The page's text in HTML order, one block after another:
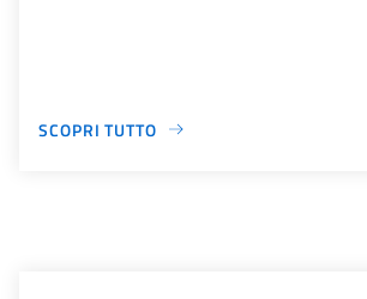
SCOPRI TUTTO